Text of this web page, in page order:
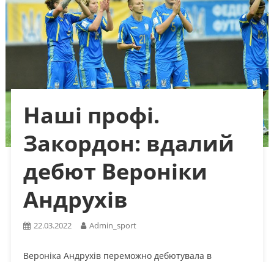
Наші профі.
Закордон: вдалий
дебют Вероніки
Андрухів
22.03.2022 Admin_sport
Вероніка Андрухів переможно дебютувала в